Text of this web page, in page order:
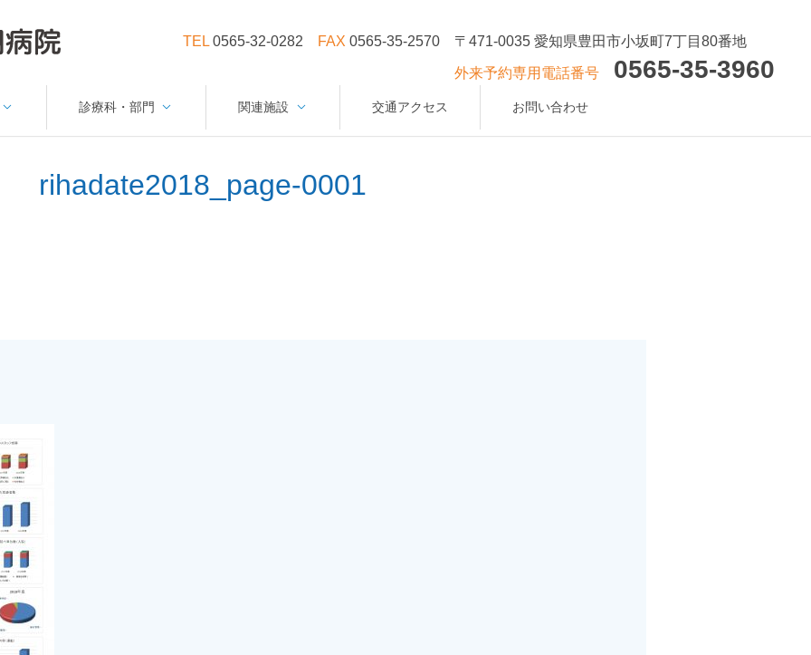
〒471-0035 愛知県豊田市小坂町7丁目80番地
外来予約専用電話番号 0565-35-3960
TEL 0565-32-0282 FAX 0565-35-2570
診療科・部門 関連施設 交通アクセス お問い合わせ
rihadate2018_page-0001